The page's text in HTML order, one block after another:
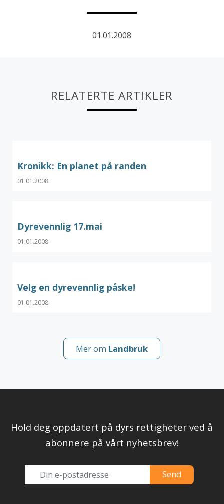
01.01.2008
RELATERTE ARTIKLER
Kronikk: En planet på randen
01.01.2008
Dyrevennlig 17.mai
01.01.2008
Velg en dyrevennlig påske!
01.01.2008
Mer om Landbruk
Hold deg oppdatert på dyrs rettigheter ved å
abonnere på vårt nyhetsbrev!